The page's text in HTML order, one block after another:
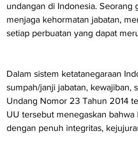
undangan di Indonesia. Seorang
menjaga kehormatan jabatan,
setiap perbuatan yang dapat
Dalam sistem ketatanegaraan
sumpah/janji jabatan, kewajiban,
Undang Nomor 23 Tahun 2014
UU tersebut menegaskan
dengan penuh integritas,